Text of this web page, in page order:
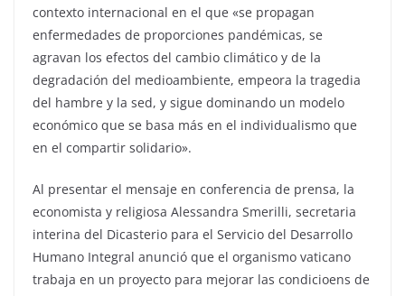
contexto internacional en el que «se propagan
enfermedades de proporciones pandémicas, se
agravan los efectos del cambio climático y de la
degradación del medioambiente, empeora la tragedia
del hambre y la sed, y sigue dominando un modelo
económico que se basa más en el individualismo que
en el compartir solidario».
Al presentar el mensaje en conferencia de prensa, la
economista y religiosa Alessandra Smerilli, secretaria
interina del Dicasterio para el Servicio del Desarrollo
Humano Integral anunció que el organismo vaticano
trabaja en un proyecto para mejorar las condicioens de